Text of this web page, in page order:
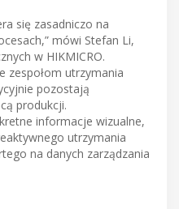
się zasadniczo na
mówi Stefan Li,
w HIKMICRO.
zespołom utrzymania
pozostają
produkcji.
informacje wizualne,
utrzymania
na danych zarządzania